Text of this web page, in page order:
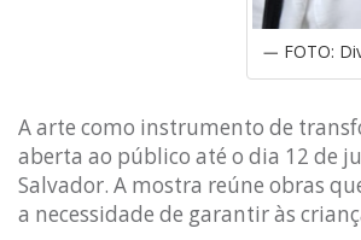
FOTO:
A arte como instrumento de
aberta ao público até o dia 12 de
Salvador. A mostra reúne obras
a necessidade de garantir às